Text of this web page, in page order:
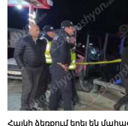
Հայկի ձեռքում եղել են